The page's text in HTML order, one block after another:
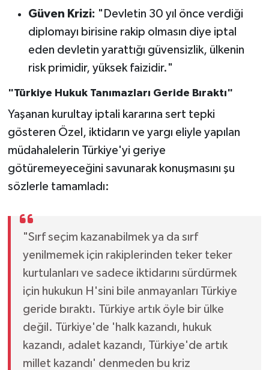
Güven Krizi: "Devletin 30 yıl önce verdiği
diplomayı birisine rakip olmasın diye iptal
eden devletin yarattığı güvensizlik, ülkenin
risk primidir, yüksek faizidir."
"Türkiye Hukuk Tanımazları Geride Bıraktı"
Yaşanan kurultay iptali kararına sert tepki
gösteren Özel, iktidarın ve yargı eliyle yapılan
müdahalelerin Türkiye'yi geriye
götüremeyeceğini savunarak konuşmasını şu
sözlerle tamamladı:
"Sırf seçim kazanabilmek ya da sırf
yenilmemek için rakiplerinden teker teker
kurtulanları ve sadece iktidarını sürdürmek
için hukukun H'sini bile anmayanları Türkiye
geride bıraktı. Türkiye artık öyle bir ülke
değil. Türkiye'de 'halk kazandı, hukuk
kazandı, adalet kazandı, Türkiye'de artık
millet kazandı' denmeden bu kriz